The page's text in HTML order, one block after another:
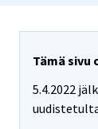
Tämä sivu
5.4.2022